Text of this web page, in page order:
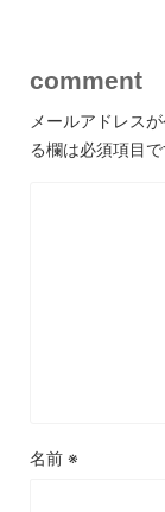
comment
メールアドレス
る欄は必須項目で
名前 ※